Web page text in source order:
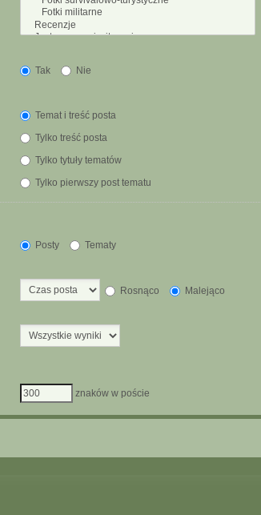
Tak
Nie
Temat i treść posta
Tylko treść posta
Tylko tytuły tematów
Tylko pierwszy post tematu
Posty
Tematy
Rosnąco
Malejąco
znaków w poście